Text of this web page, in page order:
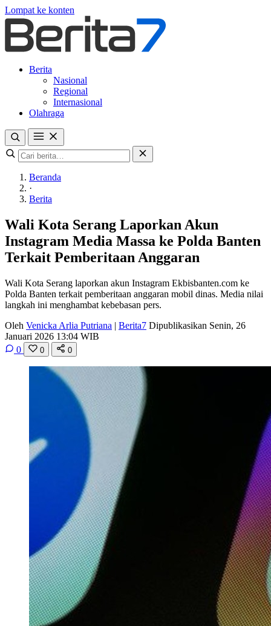
Lompat ke konten
Berita
Nasional
Regional
Internasional
Olahraga
Beranda
·
Berita
Wali Kota Serang Laporkan Akun
Instagram Media Massa ke Polda Banten
Terkait Pemberitaan Anggaran
Wali Kota Serang laporkan akun Instagram Ekbisbanten.com ke
Polda Banten terkait pemberitaan anggaran mobil dinas. Media nilai
langkah ini menghambat kebebasan pers.
Oleh Venicka Arlia Putriana | Berita7 Dipublikasikan Senin, 26
Januari 2026 13:04 WIB
0
0 0